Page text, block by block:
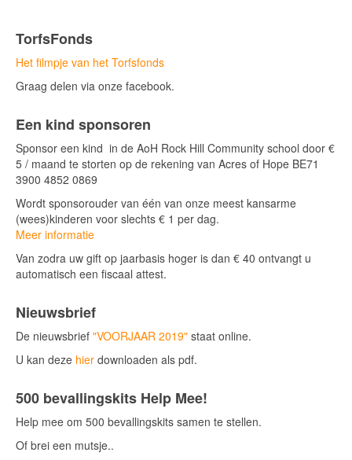
TorfsFonds
Het filmpje van het Torfsfonds
Graag delen via onze facebook.
Een kind sponsoren
Sponsor een kind in de AoH Rock Hill Community school door €
5 / maand te storten op de rekening van Acres of Hope BE71
3900 4852 0869
Wordt sponsorouder van één van onze meest kansarme
(wees)kinderen voor slechts € 1 per dag.
Meer informatie
Van zodra uw gift op jaarbasis hoger is dan € 40 ontvangt u
automatisch een fiscaal attest.
Nieuwsbrief
De nieuwsbrief "VOORJAAR 2019" staat online.
U kan deze hier downloaden als pdf.
500 bevallingskits Help Mee!
Help mee om 500 bevallingskits samen te stellen.
Of brei een mutsje..